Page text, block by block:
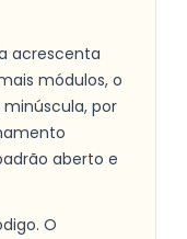
acrescenta
módulos, o
por
aberto e
O